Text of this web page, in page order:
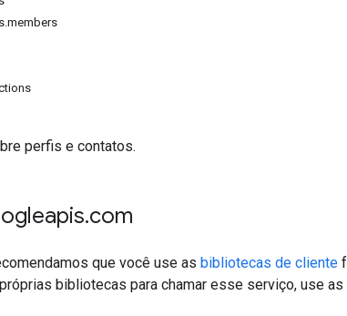
perfis e contatos.
.com
que você use as bibliotecas de cliente
bibliotecas para chamar esse serviço, use